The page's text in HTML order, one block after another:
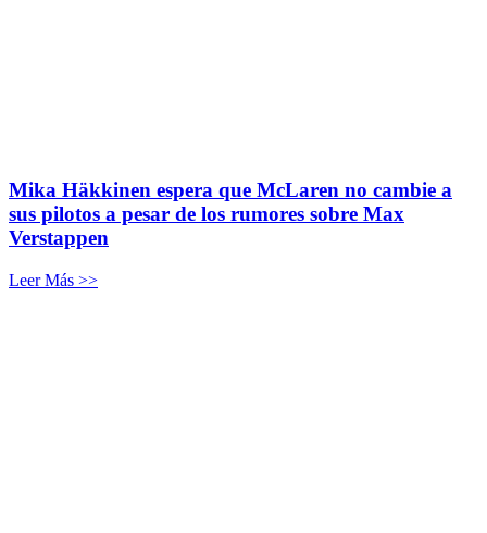
Mika Häkkinen espera que McLaren no cambie a
sus pilotos a pesar de los rumores sobre Max
Verstappen
Leer Más >>